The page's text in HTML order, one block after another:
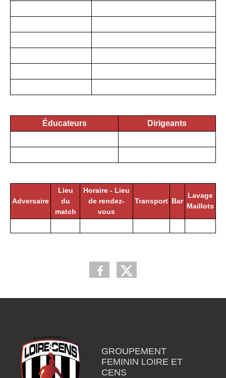
Éducateurs Dirigeants
Adversaire
Lieu
du
match
Horaire - Lieu
de rendez-
vous
Transport Bar
Lavage
Maillots
GROUPEMENT
FEMININ LOIRE ET
CENS